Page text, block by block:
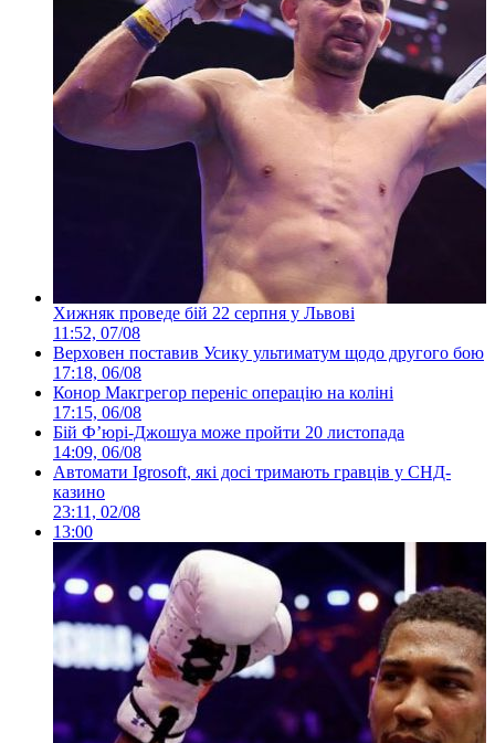
Хижняк проведе бій 22 серпня у Львові
11:52, 07/08
Верховен поставив Усику ультиматум щодо другого бою
17:18, 06/08
Конор Макгрегор переніс операцію на коліні
17:15, 06/08
Бій Ф’юрі-Джошуа може пройти 20 листопада
14:09, 06/08
Автомати Igrosoft, які досі тримають гравців у СНД-
казино
23:11, 02/08
13:00